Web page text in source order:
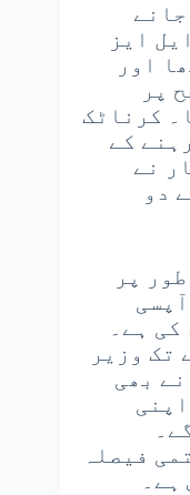
ایز
اور
پر
کرناٹک
کے
نے
دو
پر
ہے۔
تک وزیر
بھی
فیصلہ